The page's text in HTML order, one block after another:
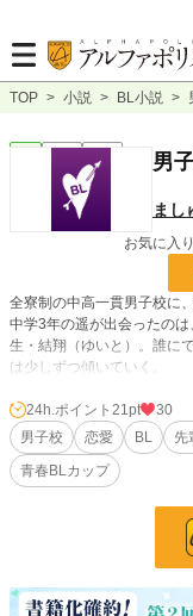
TOP > 小説 > BL小説 >
完結 長編 男
まし
お気に入
全寮制の中高一貫男子校に
中学3年の遥が出会ったの
生・結翔（ゆいと）。誰に
は少しずつ傾いていく。
小説 25,163 位 /
BL 6,338 位 /
文字数 31,832
24h.ポイント 21pt
30
男子校
恋愛 BL 先
青春BLカップ​